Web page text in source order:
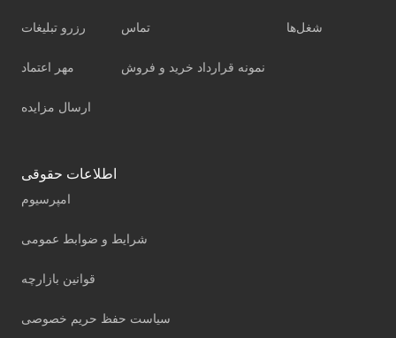
رزرو تبلیغات
مهر اعتماد
ارسال مزایده
تماس
نمونه قرارداد خرید و فروش
شغل‌ها
اطلاعات حقوقی
امپرسیوم
شرایط و ضوابط عمومی
قوانین بازارچه
سیاست حفظ حریم خصوصی